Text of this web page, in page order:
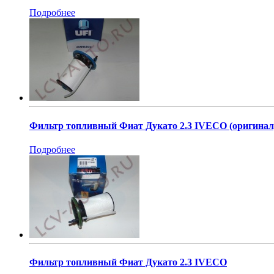
Подробнее
Фильтр топливный Фиат Дукато 2.3 IVECO
Подробнее
Фильтр топливный Фиат Дукато 2.3 IVECO